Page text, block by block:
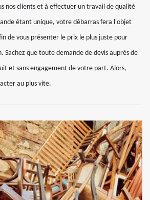
nos clients et à effectuer un travail de qualité
étant unique, votre débarras fera l'objet
de vous présenter le prix le plus juste pour
Sachez que toute demande de devis auprès de
et sans engagement de votre part. Alors,
au plus vite.